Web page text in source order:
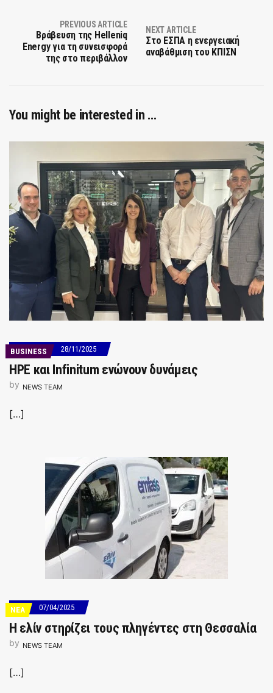
PREVIOUS ARTICLE
Βράβευση της Helleniq
Energy για τη συνεισφορά
της στο περιβάλλον
NEXT ARTICLE
Στο ΕΣΠΑ η ενεργειακή
αναβάθμιση του ΚΠΙΣΝ
You might be interested in …
BUSINESS 28/11/2025
HPE και Infinitum ενώνουν δυνάμεις
by NEWS TEAM
[…]
ΝΕΑ 07/04/2025
Η ελίν στηρίζει τους πληγέντες στη Θεσσαλία
by NEWS TEAM
[…]